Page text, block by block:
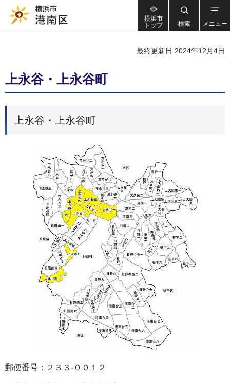
横浜市
トップ
検索 メニュー
最終更新日 2024年12月4日
上永谷・上永谷町
上永谷・上永谷町
郵便番号：２３３‐００１２